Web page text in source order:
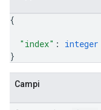
{
"index" : integer
}
Campi